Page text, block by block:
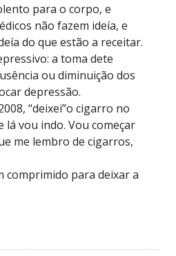
para o corpo, e
não fazem ideía, e
do que estão a receitar.
a toma dete
ou diminuição dos
depressão.
“deixei”o cigarro no
lá vou indo. Vou começar
me lembro de cigarros,
comprimido para deixar a